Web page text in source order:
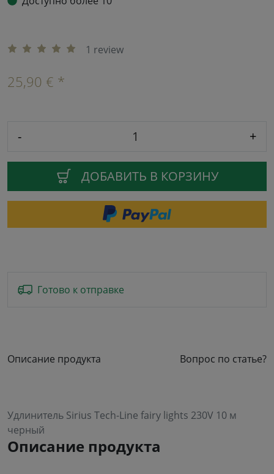
1 review
25,90 € *
- +
ДОБАВИТЬ В КОРЗИНУ
Готово к отправке
Описание продукта Вопрос по статье?
Удлинитель Sirius Tech-Line fairy lights 230V 10 м
черный
Описание продукта